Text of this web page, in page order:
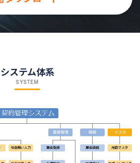
システム体系
SYSTEM